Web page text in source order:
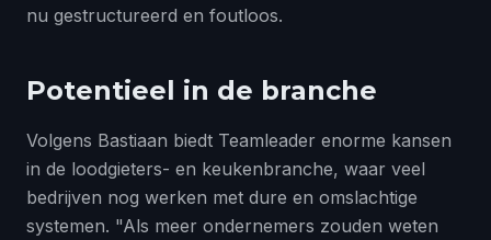
nu gestructureerd en foutloos.
Potentieel in de branche
Volgens Bastiaan biedt Teamleader enorme kansen
in de loodgieters- en keukenbranche, waar veel
bedrijven nog werken met dure en omslachtige
systemen. "Als meer ondernemers zouden weten